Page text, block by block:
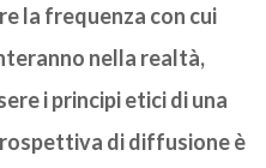
la frequenza con cui
nella realtà,
i principi etici di una
di diffusione è